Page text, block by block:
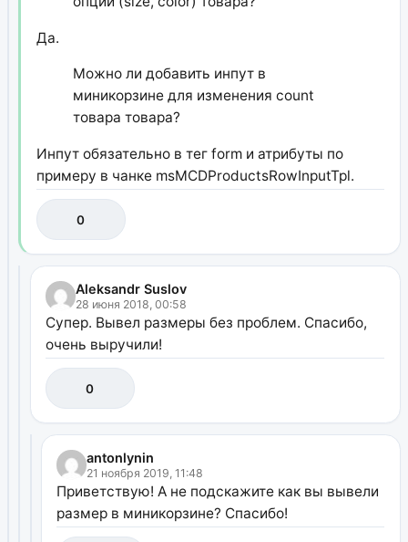
Да.
Можно ли добавить инпут в
миникорзине для изменения count
товара товара?
Инпут обязательно в тег form и атрибуты по
примеру в чанке msMCDProductsRowInputTpl.
0
Aleksandr Suslov
28 июня 2018, 00:58
Супер. Вывел размеры без проблем. Спасибо,
очень выручили!
0
antonlynin
21 ноября 2019, 11:48
Приветствую! А не подскажите как вы вывели
размер в миникорзине? Спасибо!